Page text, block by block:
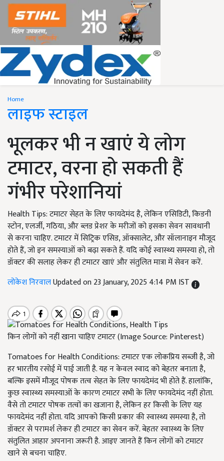
Home
लाइफ स्टाइल
भूलकर भी न खाएं ये लोग
टमाटर, वरना हो सकती हैं
गंभीर परेशानियां
Health Tips: टमाटर सेहत के लिए फायदेमंद है, लेकिन एसिडिटी, किडनी
स्टोन, एलर्जी, गठिया, और ब्लड प्रेशर के मरीजों को इसका सेवन सावधानी
से करना चाहिए. टमाटर में सिट्रिक एसिड, ऑक्सालेट, और सॉलानाइन मौजूद
होते हैं, जो इन समस्याओं को बढ़ा सकते हैं. यदि कोई स्वास्थ्य समस्या हो, तो
डॉक्टर की सलाह लेकर ही टमाटर खाएं और संतुलित मात्रा में सेवन करें.
लोकेश निरवालUpdated on 23 January, 2025 4:14 PM IST
किन लोगों को नहीं खाना चाहिए टमाटर (Image Source: Pinterest)
Tomatoes for Health Conditions: टमाटर एक लोकप्रिय सब्जी है, जो
हर भारतीय रसोई में पाई जाती है. यह न केवल स्वाद को बेहतर बनाता है,
बल्कि इसमें मौजूद पोषक तत्व सेहत के लिए फायदेमंद भी होते हैं. हालांकि,
कुछ स्वास्थ्य समस्याओं के कारण टमाटर सभी के लिए फायदेमंद नहीं होता.
वैसे तो टमाटर पोषक तत्वों का खजाना है, लेकिन हर किसी के लिए यह
फायदेमंद नहीं होता. यदि आपको किसी प्रकार की स्वास्थ्य समस्या है, तो
डॉक्टर से परामर्श लेकर ही टमाटर का सेवन करें. बेहतर स्वास्थ्य के लिए
संतुलित आहार अपनाना जरूरी है. आइए जानते हैं किन लोगों को टमाटर
खाने से बचना चाहिए.